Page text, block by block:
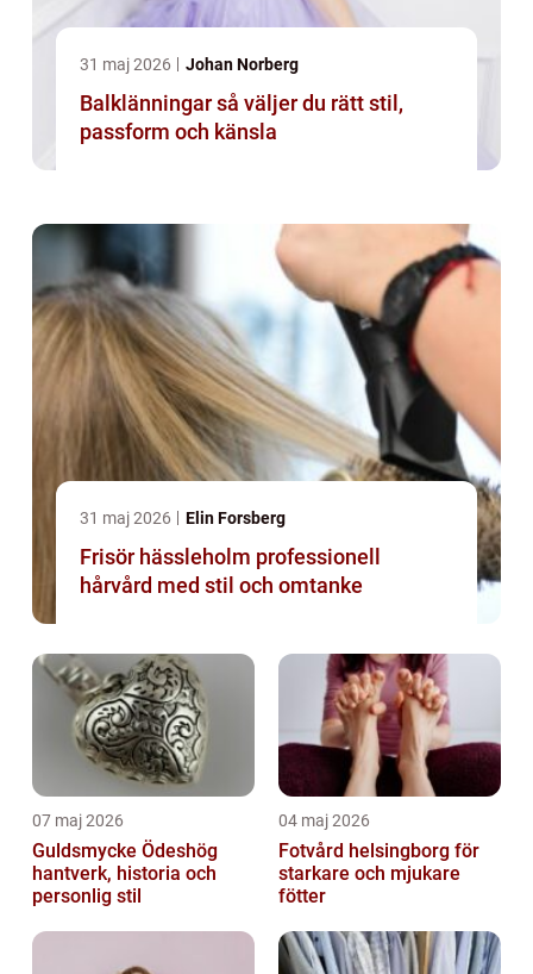
31 maj 2026 Johan Norberg
Balklänningar så väljer du rätt stil,
passform och känsla
31 maj 2026 Elin Forsberg
Frisör hässleholm professionell
hårvård med stil och omtanke
07 maj 2026
Guldsmycke Ödeshög
hantverk, historia och
personlig stil
04 maj 2026
Fotvård helsingborg för
starkare och mjukare
fötter